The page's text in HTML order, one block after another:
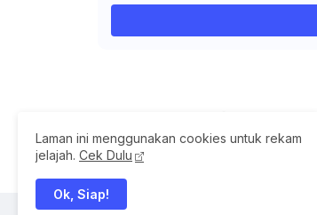
Laman ini menggunakan cookies untuk rekam
jelajah. Cek Dulu
Ok, Siap!